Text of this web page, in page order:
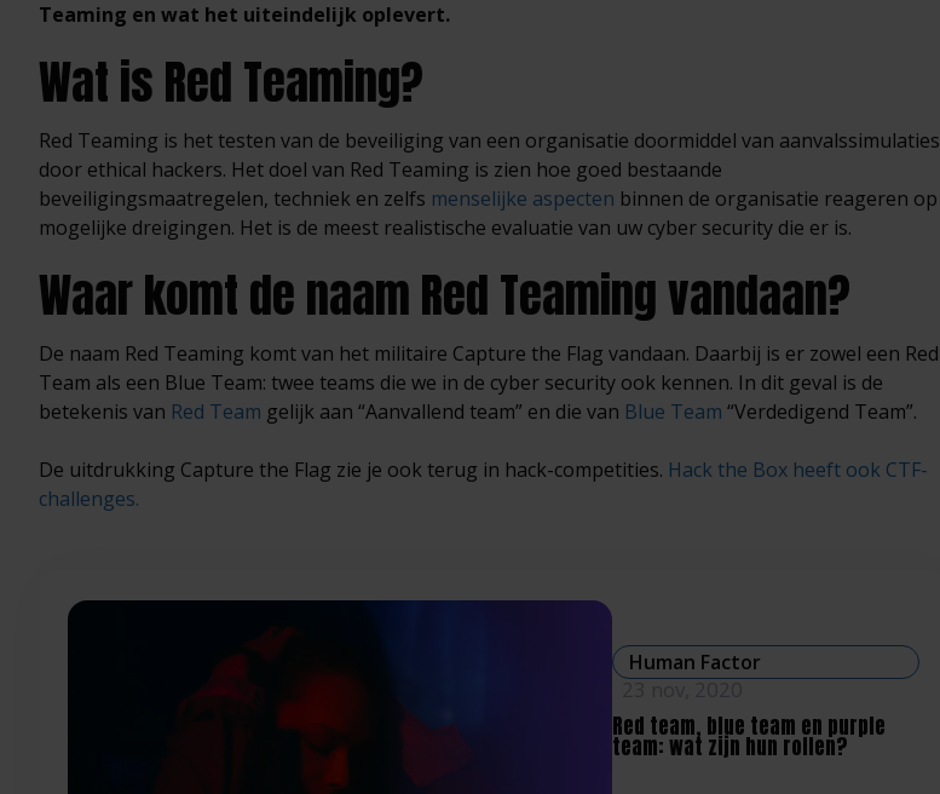
Teaming en wat het uiteindelijk oplevert.
Wat is Red Teaming?
Red Teaming is het testen van de beveiliging van een organisatie doormiddel van aanvalssimulaties
door ethical hackers. Het doel van Red Teaming is zien hoe goed bestaande
beveiligingsmaatregelen, techniek en zelfs menselijke aspecten binnen de organisatie reageren op
mogelijke dreigingen. Het is de meest realistische evaluatie van uw cyber security die er is.
Waar komt de naam Red Teaming vandaan?
De naam Red Teaming komt van het militaire Capture the Flag vandaan. Daarbij is er zowel een Red
Team als een Blue Team: twee teams die we in de cyber security ook kennen. In dit geval is de
betekenis van Red Team gelijk aan “Aanvallend team” en die van Blue Team “Verdedigend Team”.
De uitdrukking Capture the Flag zie je ook terug in hack-competities. Hack the Box heeft ook CTF-
challenges.
Human Factor
Red team, blue team en purple
team: wat zijn hun rollen?